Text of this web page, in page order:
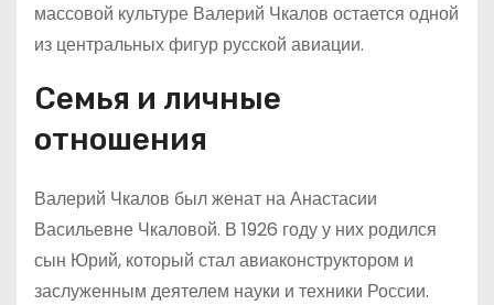
массовой культуре Валерий Чкалов остается одной
из центральных фигур русской авиации.
Семья и личные
отношения
Валерий Чкалов был женат на Анастасии
Васильевне Чкаловой. В 1926 году у них родился
сын Юрий, который стал авиаконструктором и
заслуженным деятелем науки и техники России.